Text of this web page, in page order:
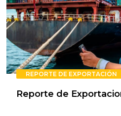
REPORTE DE EXPORTACIÓN
Reporte de